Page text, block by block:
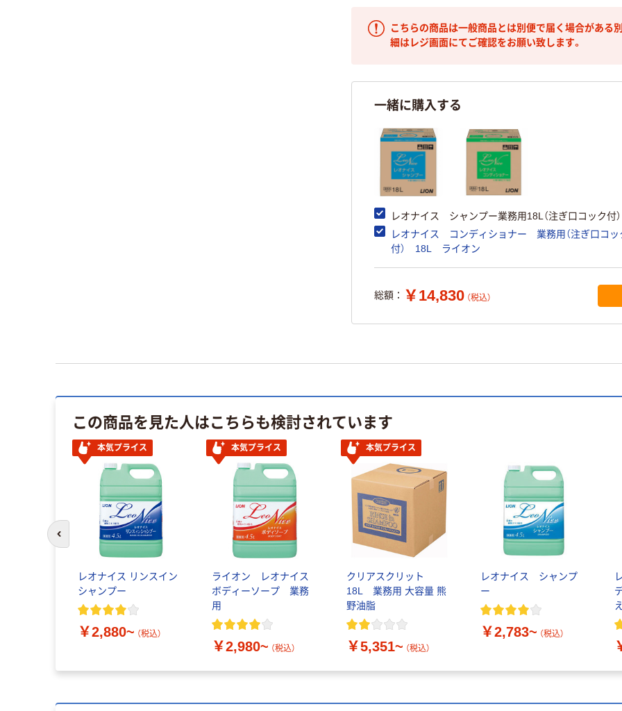
こちらの商品は一般商品とは別便で届く場合がある
細はレジ画面にてご確認をお願い致します。
一緒に購入する
レオナイス シャンプー業務用18L（注ぎ口コック付）
レオナイス コンディショナー 業務用（注ぎ口コッ
付） 18L ライオン
総額： ￥14,830 （税込）
この商品を見た人はこちらも検討されています
本気プライス
レオナイス リンスイン
シャンプー
￥2,880~ （税込）
本気プライス
ライオン レオナイス
ボディーソープ 業務
用
￥2,980~ （税込）
本気プライス
クリアスクリット
18L 業務用 大容量 熊
野油脂
￥5,351~ （税込）
レオナイス シャンプ
ー
￥2,783~ （税込）
前のスライドへ